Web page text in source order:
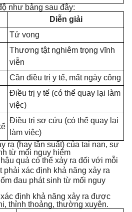
như bảng sau đây:
Diễn giải
Tử vong
Thương tật nghiêm trọng vĩnh
viễn
Cần điều trị y tế, mất ngày công
Điều trị y tế (có thể quay lại làm
việc)
Điều trị sơ cứu (có thể quay lại
làm việc)
ra (hay tần suất) của tai nạn, sự
từ mối nguy hiểm
quả có thể xảy ra đối với mỗi
phải xác định khả năng xảy ra
đau phát sinh từ mối nguy
định khả năng xảy ra được
thỉnh thoảng, thường xuyên.